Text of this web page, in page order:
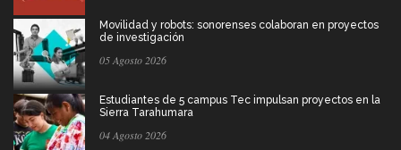
Movilidad y robots: sonorenses colaboran en proyectos
de investigación
05 Agosto 2026
Estudiantes de 5 campus Tec impulsan proyectos en la
Sierra Tarahumara
04 Agosto 2026